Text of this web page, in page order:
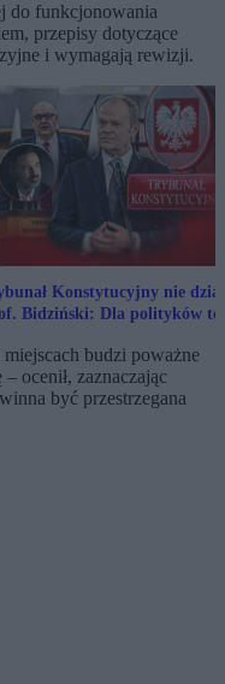
do funkcjonowania
przepisy dotyczące
i wymagają rewizji.
Konstytucyjny nie
Bidziński: Dla polityków to
budzi poważne
ocenił, zaznaczając
być przestrzegana